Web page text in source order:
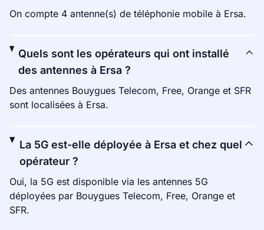
On compte 4 antenne(s) de téléphonie mobile à Ersa.
Quels sont les opérateurs qui ont installé
des antennes à Ersa ?
Des antennes Bouygues Telecom, Free, Orange et SFR
sont localisées à Ersa.
La 5G est-elle déployée à Ersa et chez quel
opérateur ?
Oui, la 5G est disponible via les antennes 5G
déployées par Bouygues Telecom, Free, Orange et
SFR.